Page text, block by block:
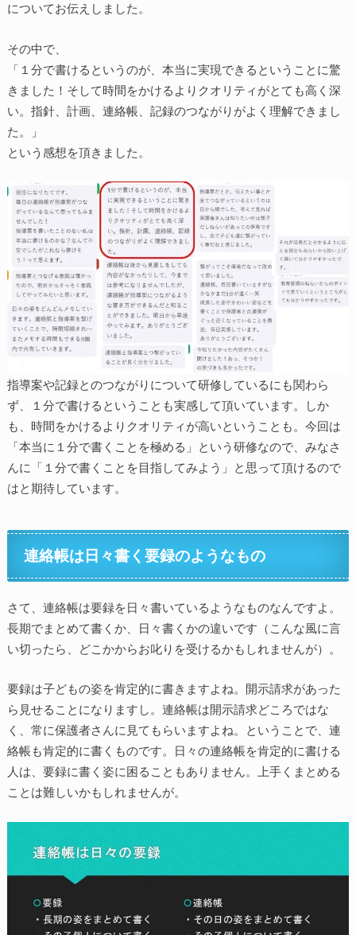
についてお伝えしました。
その中で、
「１分で書けるというのが、本当に実現できるということに驚
きました！そして時間をかけるよりクオリティがとても高く深
い。指針、計画、連絡帳、記録のつながりがよく理解できまし
た。」
という感想を頂きました。
指導案や記録とのつながりについて研修しているにも関わら
ず、１分で書けるということも実感して頂いています。しか
も、時間をかけるよりクオリティが高いということも。今回は
「本当に１分で書くことを極める」という研修なので、みなさ
んに「１分で書くことを目指してみよう」と思って頂けるので
はと期待しています。
連絡帳は日々書く要録のようなもの
さて、連絡帳は要録を日々書いているようなものなんですよ。
長期でまとめて書くか、日々書くかの違いです（こんな風に言
い切ったら、どこかからお叱りを受けるかもしれませんが）。
要録は子どもの姿を肯定的に書きますよね。開示請求があった
ら見せることになりますし。連絡帳は開示請求どころではな
く、常に保護者さんに見てもらいますよね。ということで、連
絡帳も肯定的に書くものです。日々の連絡帳を肯定的に書ける
人は、要録に書く姿に困ることもありません。上手くまとめる
ことは難しいかもしれませんが。